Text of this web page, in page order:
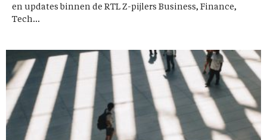
en updates binnen de RTL Z-pijlers Business, Finance,
Tech...